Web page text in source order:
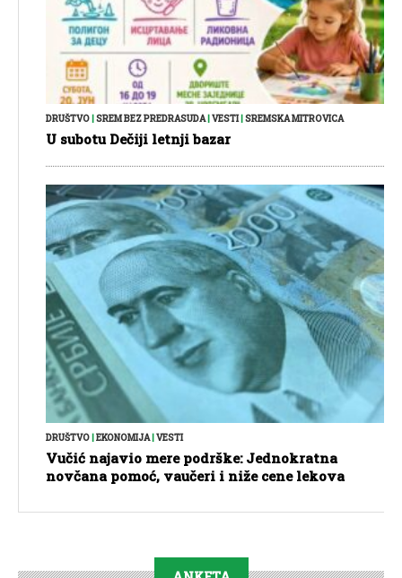
DRUŠTVO SREM BEZ PREDRASUDA| VESTI| SREMSKA MITROVICA
U subotu Dečiji letnji bazar
DRUŠTVO|EKONOMIJA|VESTI
Vučić najavio mere podrške: Jednokratna
novčana pomoć, vaučeri i niže cene lekova